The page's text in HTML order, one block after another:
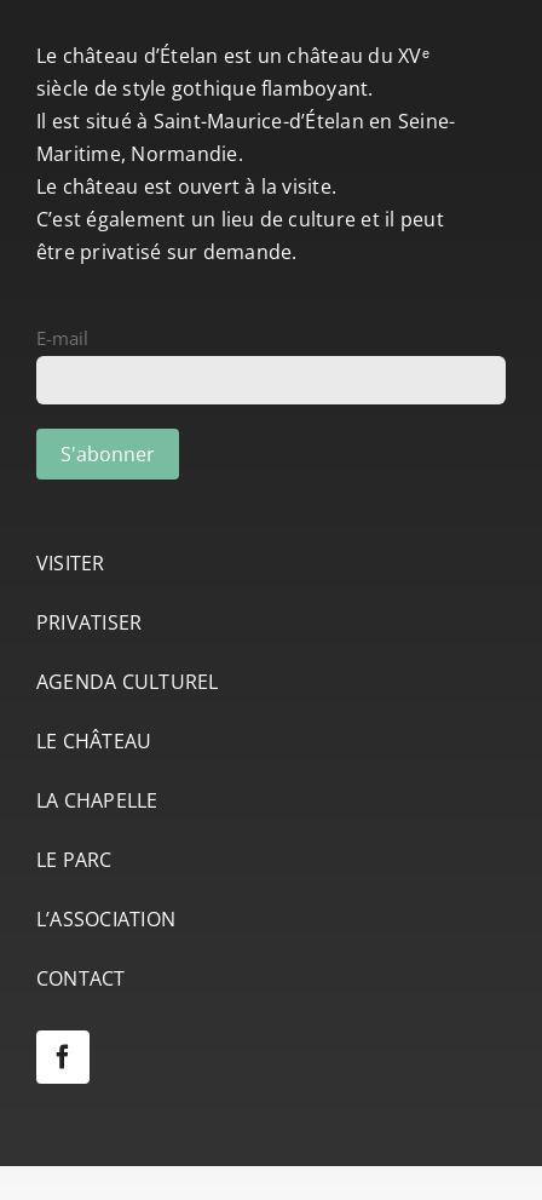
Le château d’Ételan est un château du XVᵉ
siècle de style gothique flamboyant.
Il est situé à Saint-Maurice-d’Ételan en Seine-
Maritime, Normandie.
Le château est ouvert à la visite.
C’est également un lieu de culture et il peut
être privatisé sur demande.
E-mail
VISITER
PRIVATISER
AGENDA CULTUREL
LE CHÂTEAU
LA CHAPELLE
LE PARC
L’ASSOCIATION
CONTACT